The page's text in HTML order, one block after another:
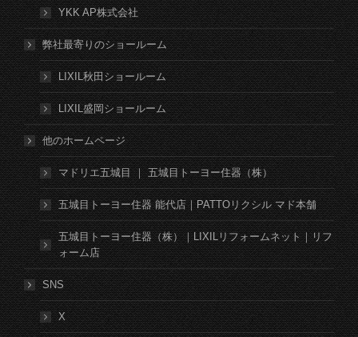
YKK AP株式会社
弊社最寄りのショールーム
LIXIL秋田ショールーム
LIXIL盛岡ショールーム
他のホームページ
マドリエ五城目 ｜ 五城目トーヨー住器（株）
五城目トーヨー住器 能代店｜PATTOリクシル マド本舗
五城目トーヨー住器（株）｜LIXILリフォームネット｜リフ
ォーム店
SNS
X